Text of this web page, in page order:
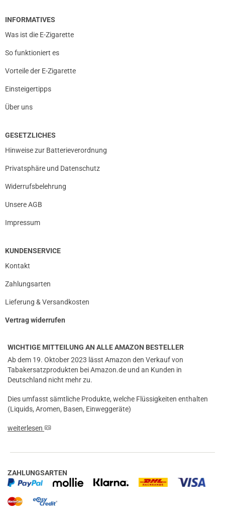
INFORMATIVES
Was ist die E-Zigarette
So funktioniert es
Vorteile der E-Zigarette
Einsteigertipps
Über uns
GESETZLICHES
Hinweise zur Batterieverordnung
Privatsphäre und Datenschutz
Widerrufsbelehrung
Unsere AGB
Impressum
KUNDENSERVICE
Kontakt
Zahlungsarten
Lieferung & Versandkosten
Vertrag widerrufen
WICHTIGE MITTEILUNG AN ALLE AMAZON BESTELLER
Ab dem 19. Oktober 2023 lässt Amazon den Verkauf von
Tabakersatzprodukten bei Amazon.de und an Kunden in
Deutschland nicht mehr zu.
Dies umfasst sämtliche Produkte, welche Flüssigkeiten enthalten
(Liquids, Aromen, Basen, Einweggeräte)
weiterlesen
ZAHLUNGSARTEN